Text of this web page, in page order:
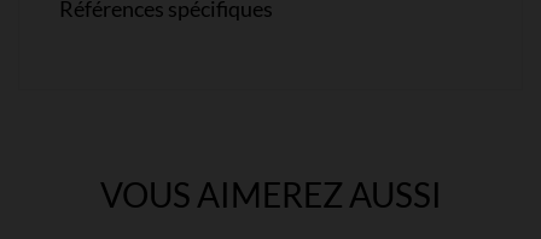
Références spécifiques
VOUS AIMEREZ AUSSI